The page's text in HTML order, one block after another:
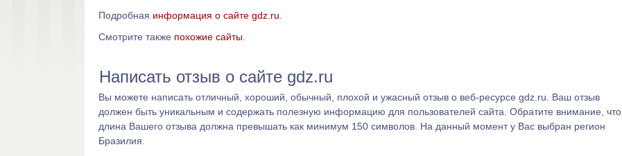
Подробная информация о сайте gdz.ru
Смотрите также похожие сайты.
Написать отзыв о сайте gdz.ru
Вы можете написать отличный, хороший, обычный, плохой и ужасный отзыв о веб-ресурсе gdz.ru. Ваш отзыв
должен быть уникальным и содержать полезную информацию для пользователей сайта. Обратите внимание, что
длина Вашего отзыва должна превышать как минимум 150 символов. На данный момент у Вас выбран регион
Бразилия.